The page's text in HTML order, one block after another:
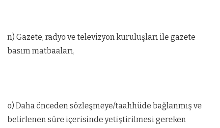
n) Gazete, radyo ve televizyon kuruluşları ile gazete
basım matbaaları,
o) Daha önceden sözleşmeye/taahhüde bağlanmış ve
belirlenen süre içerisinde yetiştirilmesi gereken